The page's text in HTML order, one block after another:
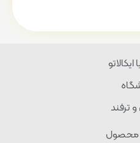
ترفند
محصول